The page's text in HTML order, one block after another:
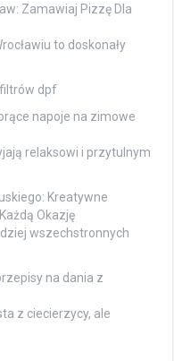
Zamawiaj Pizzę Dla
to doskonały
dpf
napoje na zimowe
relaksowi i przytulnym
Kreatywne
Okazję
wszechstronnych
na dania z
z ciecierzycy, ale